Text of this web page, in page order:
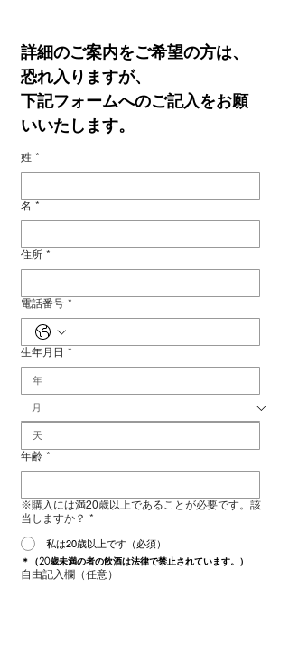
詳細のご案内をご希望の方は、
恐れ入りますが、
下記フォームへのご記入をお願
いいたします。
姓 *
名 *
住所 *
電話番号 *
生年月日 *
年齢 *
※購入には満20歳以上であることが必要です。該
当しますか？ *
私は20歳以上です（必須）
＊（20歳未満の者の飲酒は法律で禁止されています。）
自由記入欄（任意）